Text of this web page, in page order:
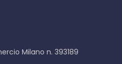
Milano n. 393189